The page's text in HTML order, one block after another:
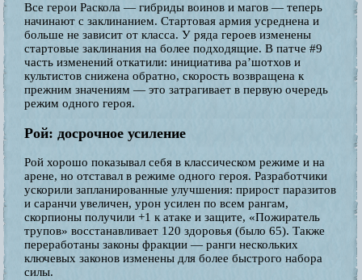
Все герои Раскола — гибриды воинов и магов — теперь
начинают с заклинанием. Стартовая армия усреднена и
больше не зависит от класса. У ряда героев изменены
стартовые заклинания на более подходящие. В патче #9
часть изменений откатили: инициатива ра’шотхов и
культистов снижена обратно, скорость возвращена к
прежним значениям — это затрагивает в первую очередь
режим одного героя.
Рой: досрочное усиление
Рой хорошо показывал себя в классическом режиме и на
арене, но отставал в режиме одного героя. Разработчики
ускорили запланированные улучшения: прирост паразитов
и саранчи увеличен, урон усилен по всем рангам,
скорпионы получили +1 к атаке и защите, «Пожиратель
трупов» восстанавливает 120 здоровья (было 65). Также
переработаны законы фракции — ранги нескольких
ключевых законов изменены для более быстрого набора
силы.